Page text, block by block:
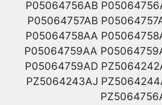
P05064756AB
P05064757AB
P05064758AA
P05064759AA
P05064759AD
PZ5064243AJ